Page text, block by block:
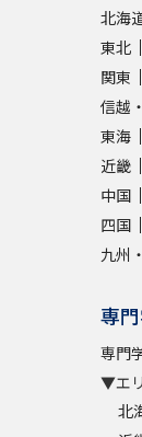
北海
東北
関東
信越
東海
近畿
中国
四国
九州
専
専門
▼エ
北